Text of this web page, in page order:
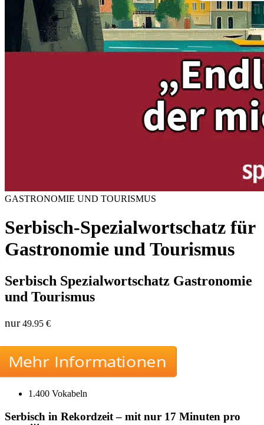
GASTRONOMIE UND TOURISMUS
Serbisch-Spezialwortschatz für
Gastronomie und Tourismus
Serbisch Spezialwortschatz Gastronomie
und Tourismus
nur 49.95 €
Mehr Informationen
1.400 Vokabeln
Serbisch in Rekordzeit – mit nur 17 Minuten pro